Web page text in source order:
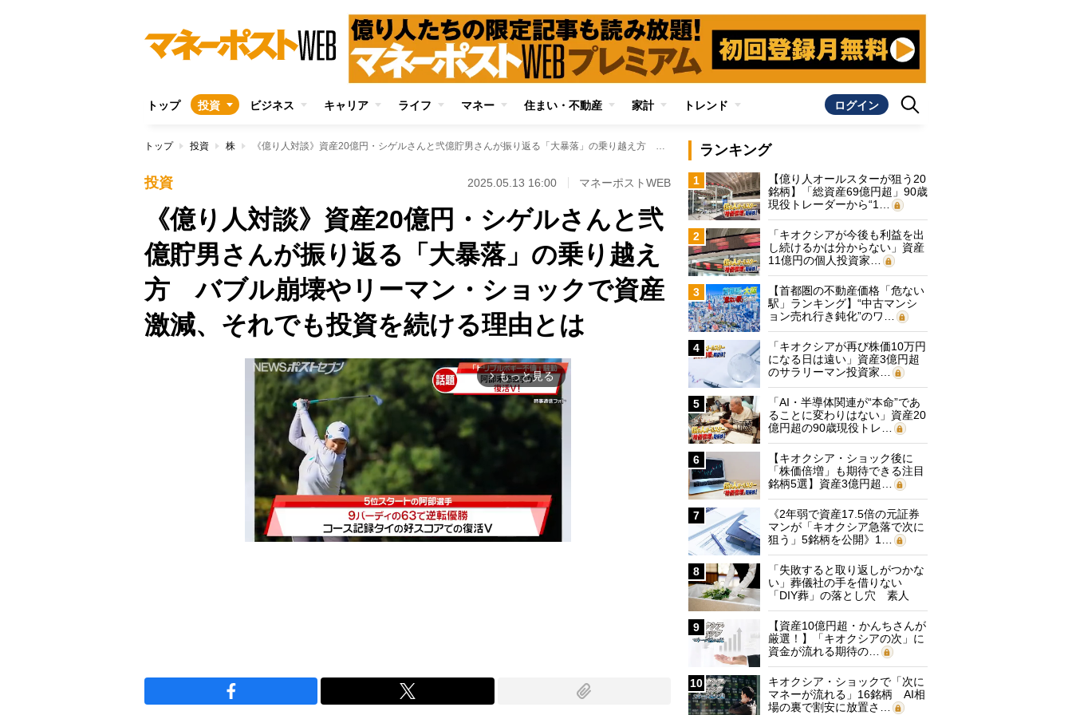
トップ 投資 ビジネス キャリア ライフ マネー 住まい・不動産 家計 トレンド ログイン
トップ 投資 株 《億り人対談》資産20億円・シゲルさんと弐億貯男さんが振り返る「大暴落」の乗り越え方 バブル崩壊やリーマン・ショックで資産激減、それでも投資を続ける理由とは
投資 2025.05.13 16:00 マネーポストWEB
《億り人対談》資産20億円・シゲルさんと弐
億貯男さんが振り返る「大暴落」の乗り越え
方 バブル崩壊やリーマン・ショックで資産
激減、それでも投資を続ける理由とは
arrow_forward_ios もっと見る
ランキング
1
【億り人オールスターが狙う20
銘柄】「総資産69億円超」90歳
現役トレーダーから“1…
2
「キオクシアが今後も利益を出
し続けるかは分からない」資産
11億円の個人投資家…
3
【首都圏の不動産価格「危ない
駅」ランキング】“中古マンシ
ョン売れ行き鈍化”のワ…
4
「キオクシアが再び株価10万円
になる日は遠い」資産3億円超
のサラリーマン投資家…
5
「AI・半導体関連が“本命”であ
ることに変わりはない」資産20
億円超の90歳現役トレ…
6
【キオクシア・ショック後に
「株価倍増」も期待できる注目
銘柄5選】資産3億円超…
7
《2年弱で資産17.5倍の元証券
マンが「キオクシア急落で次に
狙う」5銘柄を公開》1…
8
「失敗すると取り返しがつかな
い」葬儀社の手を借りない
「DIY葬」の落とし穴 素人
に…
9
【資産10億円超・かんちさんが
厳選！】「キオクシアの次」に
資金が流れる期待の…
10
キオクシア・ショックで「次に
マネーが流れる」16銘柄 AI相
場の裏で割安に放置さ…